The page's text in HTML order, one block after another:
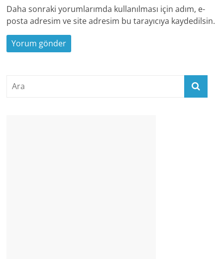
Daha sonraki yorumlarımda kullanılması için adım, e-
posta adresim ve site adresim bu tarayıcıya kaydedilsin.